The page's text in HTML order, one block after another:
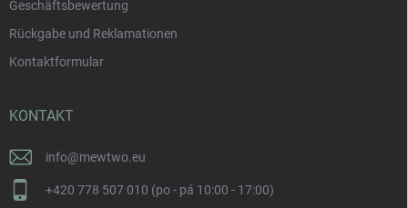
Geschäftsbewertung
Rückgabe und Reklamationen
Kontaktformular
KONTAKT
info@mewtwo.eu
+420 778 507 010 (po - pá 10:00 - 17:00)